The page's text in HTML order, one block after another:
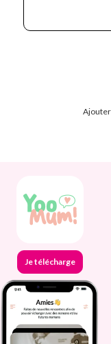
Ajouter
Je télécharge